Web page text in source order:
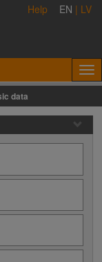
Help EN | LV
data